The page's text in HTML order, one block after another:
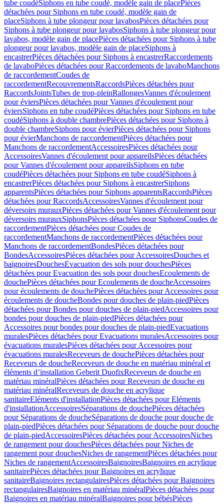
tube coudéSiphons en tube coudé, modèle gain de placePièces
détachées pour Siphons en tube coudé, modèle gain de
placeSiphons à tube plongeur pour lavabosPièces détachées pour
Siphons à tube plongeur pour lavabosSiphons à tube plongeur pour
lavabos, modèle gain de placePièces détachées pour Siphons à tube
plongeur pour lavabos, modèle gain de placeSiphons à
encastrerPièces détachées pour Siphons à encastrerRaccordements
de lavaboPièces détachées pour Raccordements de lavaboManchons
de raccordementCoudes de
raccordementRecouvrementsRaccordsPièces détachées pour
RaccordsJointsTubes de trop-pleinRallongesVannes d'écoulement
pour éviersPièces détachées pour Vannes d'écoulement pour
éviersSiphons en tube coudéPièces détachées pour Siphons en tube
coudéSiphons à double chambrePièces détachées pour Siphons à
double chambreSiphons pour évierPièces détachées pour Siphons
pour évierManchons de raccordementPièces détachées pour
Manchons de raccordementAccessoiresPièces détachées pour
AccessoiresVannes d'écoulement pour appareilsPièces détachées
pour Vannes d'écoulement pour appareilsSiphons en tube
coudéPièces détachées pour Siphons en tube coudéSiphons à
encastrerPièces détachées pour Siphons à encastrerSiphons
apparentsPièces détachées pour Siphons apparentsRaccordsPièces
détachées pour RaccordsAccessoiresVannes d'écoulement pour
déversoirs murauxPièces détachées pour Vannes d'écoulement pour
déversoirs murauxSiphonsPièces détachées pour SiphonsCoudes de
raccordementPièces détachées pour Coudes de
raccordementManchons de raccordementPièces détachées pour
Manchons de raccordementBondesPièces détachées pour
BondesAccessoiresPièces détachées pour AccessoiresDouches et
baignoiresDouchesEvacuation des sols pour douchesPièces
détachées pour Evacuation des sols pour douchesEcoulements de
douchePièces détachées pour Ecoulements de doucheAccessoires
pour écoulements de douchePièces détachées pour Accessoires pour
écoulements de doucheBondes pour douches de plain-piedPièces
détachées pour Bondes pour douches de plain-piedAccessoires pour
bondes pour douches de plain-piedPièces détachées pour
Accessoires pour bondes pour douches de plain-piedEvacuations
muralesPièces détachées pour Evacuations muralesAccessoires pour
évacuations muralesPièces détachées pour Accessoires pour
évacuations muralesReceveurs de douchePièces détachées pour
Receveurs de doucheReceveurs de douche en matériau minéral et
éléments d’installation Geberit DuofixReceveurs de douche en
matériau minéralPièces détachées pour Receveurs de douche en
matériau minéralReceveurs de douche en acrylique
sanitaireEléments d'installationPièces détachées pour Eléments
d'installationAccessoiresSéparations de douchePièces détachées
pour Séparations de doucheSéparations de douche pour douche de
plain-piedPièces détachées pour Séparations de douche pour douche
de plain-piedAccessoiresPièces détachées pour AccessoiresNiches
de rangement pour douchesPièces détachées pour Niches de
rangement pour douchesNiches de rangementPièces détachées pour
Niches de rangementAccessoiresBaignoiresBaignoires en acrylique
sanitairePièces détachées pour Baignoires en acrylique
sanitaireBaignoires rectangulairesPièces détachées pour Baignoires
rectangulairesBaignoires en matériau minéralPièces détachées pour
Baignoires en matériau minéralBaignoires pour bébésPièces